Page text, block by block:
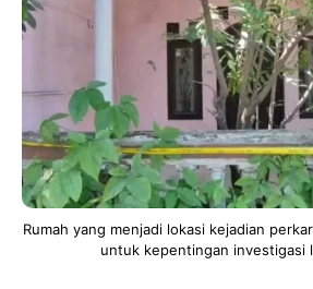
Rumah yang menjadi lokasi kejadian
untuk kepentingan investigasi